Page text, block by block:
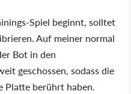
Spiel beginnt, solltet
Auf meiner normal
Bot in den
geschossen, sodass die
Platte berührt haben.